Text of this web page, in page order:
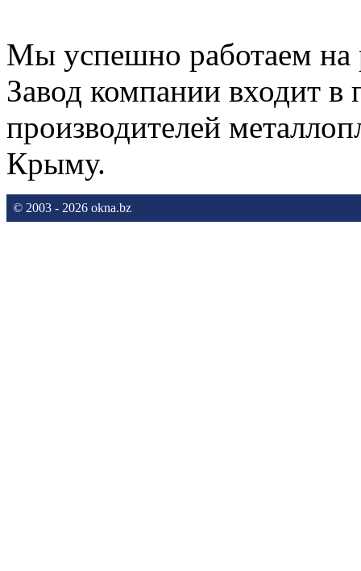
Мы успешно работаем на
Завод компании входит
производителей
Крыму.
© 2003 - 2026 okna.bz